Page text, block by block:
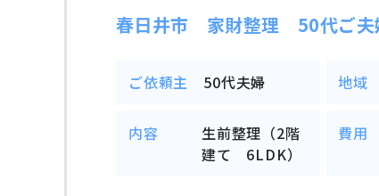
春日井市 家財整理 50代ご夫
ご依頼主 50代夫婦 地域
内容
生前整理（2階
建て 6LDK）
費用